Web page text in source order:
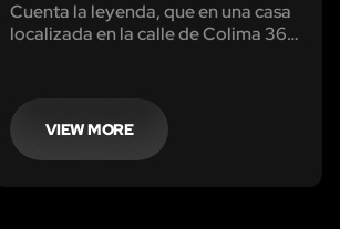
Cuenta la leyenda, que en una casa
localizada en la calle de Colima 367
fortuna...VIEW MORE